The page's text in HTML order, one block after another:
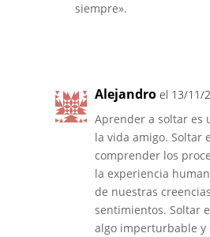
siempre».
Alejandro el 13/11/
Aprender a soltar es
la vida amigo. Soltar
comprender los
la experiencia
de nuestras
sentimientos. Soltar
algo imperturbable y